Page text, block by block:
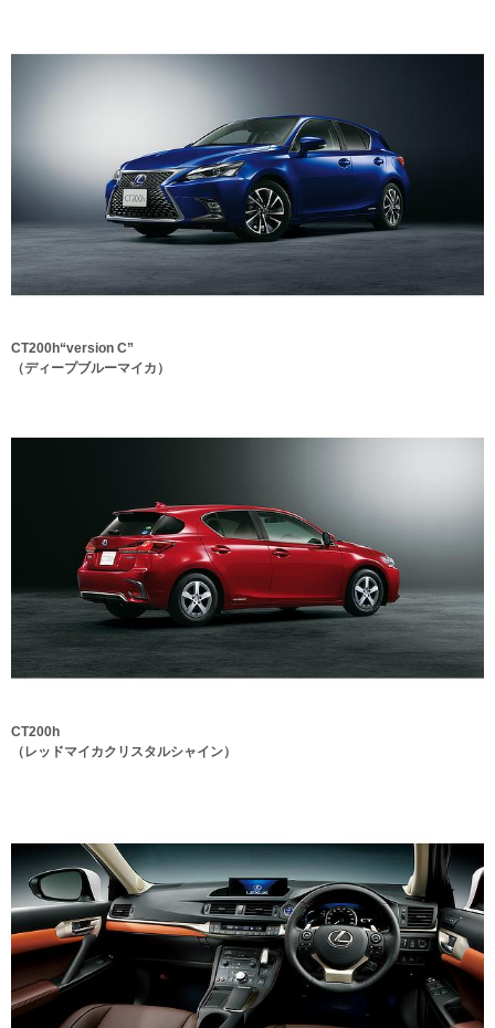
CT200h“version C”
（ディープブルーマイカ）
CT200h
（レッドマイカクリスタルシャイン）